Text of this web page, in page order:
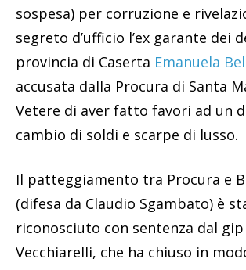
sospesa) per corruzione e
segreto d’ufficio l’ex garante dei
provincia di Caserta Emanuela
accusata dalla Procura di Santa
Vetere di aver fatto favori ad un
cambio di soldi e scarpe di lusso.
Il patteggiamento tra Procura e
(difesa da Claudio Sgambato) è
riconosciuto con sentenza dal gip
Vecchiarelli, che ha chiuso in